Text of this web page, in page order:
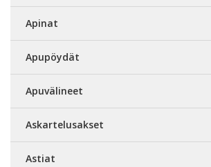
Apinat
Apupöydät
Apuvälineet
Askartelusakset
Astiat